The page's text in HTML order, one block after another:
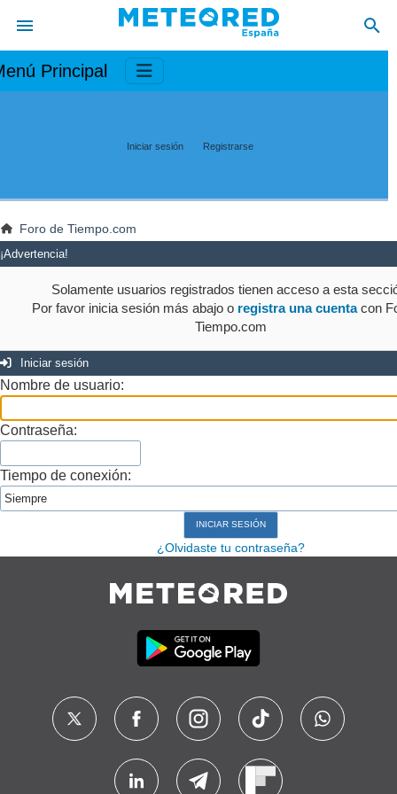
Principal
Iniciar sesión Registrarse
Foro de Tiempo.com
¡Advertencia!
Solamente usuarios registrados tienen acceso a esta
Por favor inicia sesión más abajo o registra una cuentacon
Tiempo.com
Iniciar sesión
Nombre de usuario:
Contraseña:
Tiempo de conexión:
¿Olvidaste tu contraseña?